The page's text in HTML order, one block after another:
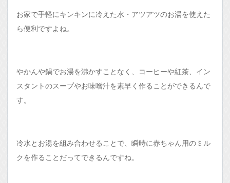
お家で手軽にキンキンに冷えた水・アツアツのお湯を使えた
ら便利ですよね。
やかんや鍋でお湯を沸かすことなく、コーヒーや紅茶、イン
スタントのスープやお味噌汁を素早く作ることができるんで
す。
冷水とお湯を組み合わせることで、瞬時に赤ちゃん用のミル
クを作ることだってできるんですね。